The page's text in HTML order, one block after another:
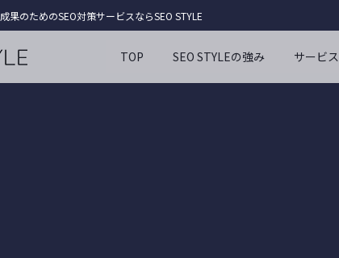
TOP SEO STYLEの強み サービス
果のためのSEO対策サービスならSEO STYLE